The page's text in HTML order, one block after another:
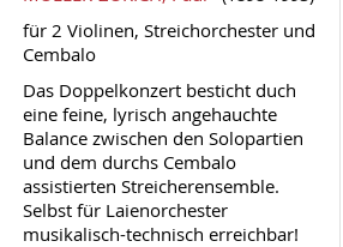
für 2 Violinen, Streichorchester und
Cembalo
Das Doppelkonzert besticht duch
eine feine, lyrisch angehauchte
Balance zwischen den Solopartien
und dem durchs Cembalo
assistierten Streicherensemble.
Selbst für Laienorchester
musikalisch-technisch erreichbar!